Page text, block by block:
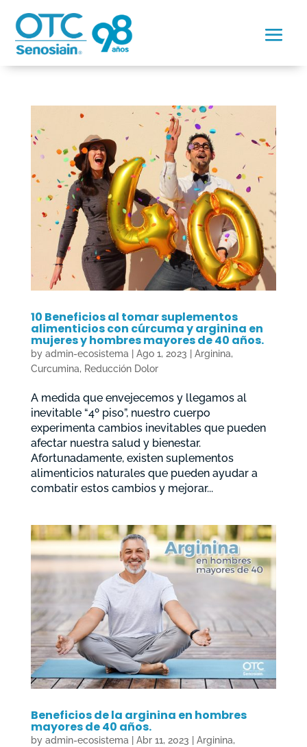
10 Beneficios al tomar suplementos
alimenticios con cúrcuma y arginina en
mujeres y hombres mayores de 40 años.
by admin-ecosistema| Ago 1, 2023 Arginina,
Curcumina, Reducción Dolor
A medida que envejecemos y llegamos al
inevitable “4º piso”, nuestro cuerpo
experimenta cambios inevitables que pueden
afectar nuestra salud y bienestar.
Afortunadamente, existen suplementos
alimenticios naturales que pueden ayudar a
combatir estos cambios y mejorar...
Beneficios de la arginina en hombres
mayores de 40 años.
by admin-ecosistema| Abr 11, 2023 Arginina,